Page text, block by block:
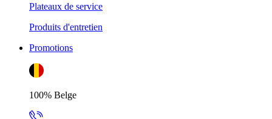
Plateaux de service
Produits d'entretien
Promotions
100% Belge